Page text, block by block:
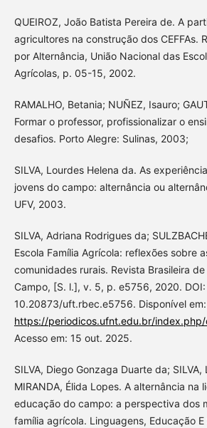
QUEIROZ, João Batista Pereira de. A
agricultores na construção dos CEFFAs.
por Alternância, União Nacional das
Agrícolas, p. 05-15, 2002.
RAMALHO, Betania; NUÑEZ, Isauro;
Formar o professor, profissionalizar o
desafios. Porto Alegre: Sulinas, 2003;
SILVA, Lourdes Helena da. As
jovens do campo: alternância ou
UFV, 2003.
SILVA, Adriana Rodrigues da;
Escola Família Agrícola: reflexões sobre
comunidades rurais. Revista Brasileira
Campo, [S. l.], v. 5, p. e5756, 2020. DOI:
10.20873/uft.rbec.e5756. Disponível em:
https://periodicos.ufnt.edu.br/
Acesso em: 15 out. 2025.
SILVA, Diego Gonzaga Duarte da;
MIRANDA, Élida Lopes. A alternância na
educação do campo: a perspectiva dos
família agrícola. Linguagens, Educação E